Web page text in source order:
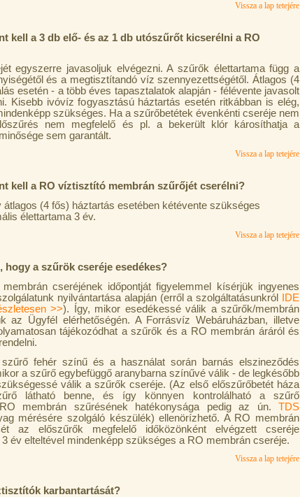
Vissza a lap tetejére
kell a 3 db elő- és az 1 db utószűrőt kicserélni a RO
egyszerre javasoljuk elvégezni. A szűrők élettartama függ a
és a megtisztítandó víz szennyezettségétől. Átlagos (4
esetén - a több éves tapasztalatok alapján - félévente javasolt
Kisebb ivóvíz fogyasztású háztartás esetén ritkábban is elég,
szükséges. Ha a szűrőbetétek évenkénti cseréje nem
nem megfelelő és pl. a bekerült klór károsíthatja a
sem garantált.
Vissza a lap tetejére
kell a RO víztisztító membrán szűrőjét cserélni?
átlagos (4 fős) háztartás esetében kétévente szükséges
élettartama 3 év.
Vissza a lap tetejére
hogy a szűrök cseréje esedékes?
cseréjének időpontját figyelemmel kísérjük ingyenes
nyilvántartása alapján (erről a szolgáltatásunkról
IDE
>>). Így, mikor esedékessé válik a szűrők/membrán
az Ügyfél elérhetőségén. A Forrásvíz Webáruházban, illetve
tájékozódhat a szűrők és a RO membrán áráról és
fehér színű és a használat során barnás elszineződés
a szűrő egybefüggő aranybarna színűvé válik - de legkésőbb
válik a szűrők cseréje. (Az első előszűrőbetét háza
látható benne, és így könnyen kontrolálható a szűrő
membrán szűrésének hatékonysága pedig az ún. TDS
mérésére szolgáló készülék) ellenörízhető. A RO membrán
az előszűrők megfelelő időközönként elvégzett cseréje
év elteltével mindenképp szükséges a RO membrán cseréje.
Vissza a lap tetejére
karbantartását?